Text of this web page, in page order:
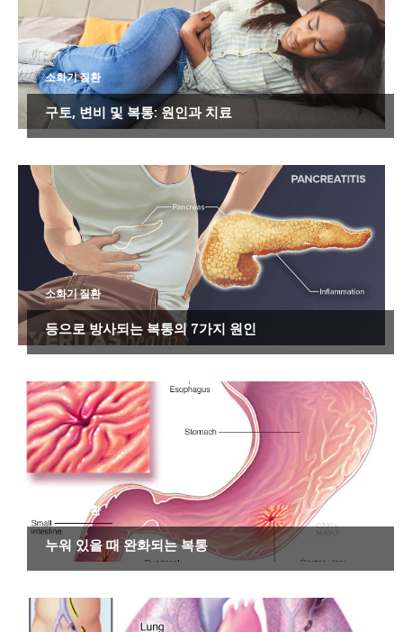
소화기 질환
구토, 변비 및 복통: 원인과 치료
소화기 질환
등으로 방사되는 복통의 7가지 원인
소화기 질환
누워 있을 때 완화되는 복통